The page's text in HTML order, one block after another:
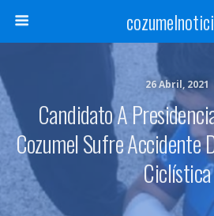
26 Abril, 2021
Candidato A
Cozumel Sufre Accidente
Ciclística